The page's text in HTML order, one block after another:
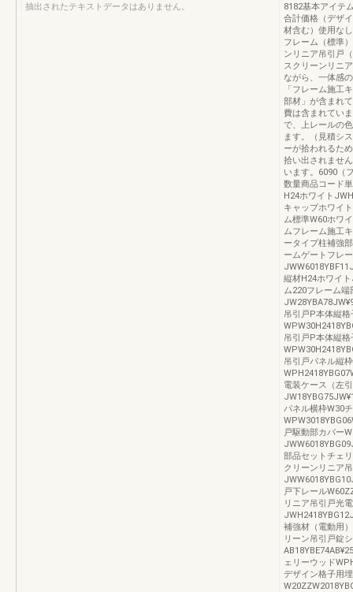
抽出されたテキストデータはありません。
8182基本アイテ
合計価格（デザ
材含む）使用な
フレーム（標準
ンリニア吊引戸
スクリーンリニ
ながら、一体感
「フレーム施工
部材」が含まれ
費は含まれてい
で、上レールの
ます。（見積シ
ーが拾われるた
拾い出されませ
います。6090（
数量商品コード
H24ホワイト
キャップホワイ
ム標準W60ホワ
ムフレーム施工
ータイプ柱補強
ームゲートフレ
縦材H24ホワイ
ム220フレーム
吊引戸P本体縦
吊引戸P本体縦
吊引戸パネル縦
電装ケース（左
パネル横枠W30
戸駆動部カバー
部品セットチェ
クリーンリニア
戸下レール
リニア吊引戸光
補強材（電動用
リーン吊引戸錠
ェリーウッド
デザイン格子用